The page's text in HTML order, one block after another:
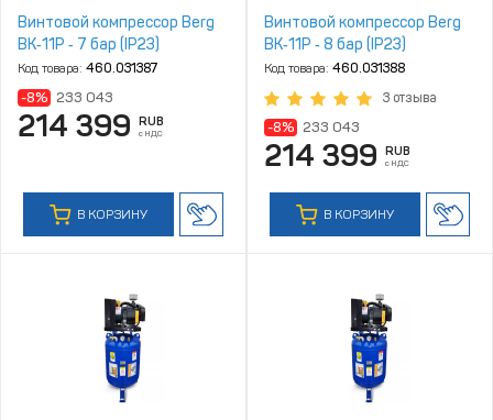
Винтовой компрессор Berg
ВК‑11Р ‑ 7 бар (IP23)
Код товара: 460.031387
-8% 233 043
214 399 RUB
с НДС
В КОРЗИНУ
Винтовой компрессор Berg
ВК‑11Р ‑ 8 бар (IP23)
Код товара: 460.031388
3 отзыва
-8% 233 043
214 399 RUB
с НДС
В КОРЗИНУ